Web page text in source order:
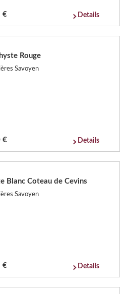
€ Details
Rouge
Savoyen
€ Details
Blanc Coteau de Cevins
Savoyen
€ Details